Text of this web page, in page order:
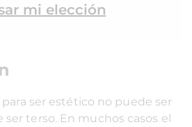
mi elección
ser estético no puede ser
ser terso. En muchos casos el